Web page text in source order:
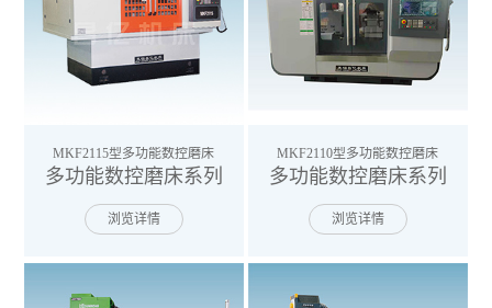
MKF2115型多功能数控磨床
多功能数控磨床系列
浏览详情
MKF2110型多功能数控磨床
多功能数控磨床系列
浏览详情